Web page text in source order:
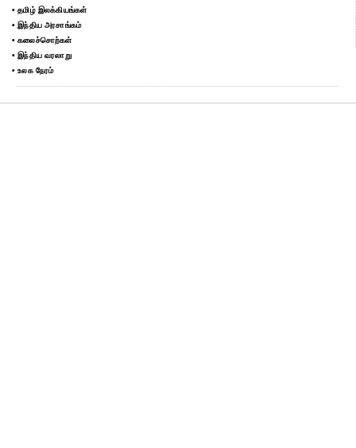
• தமிழ் இலக்கியங்கள்
• இந்திய அரசாங்கம்
• கலைச்சொற்கள்
• இந்திய வரலாறு
• உலக நேரம்